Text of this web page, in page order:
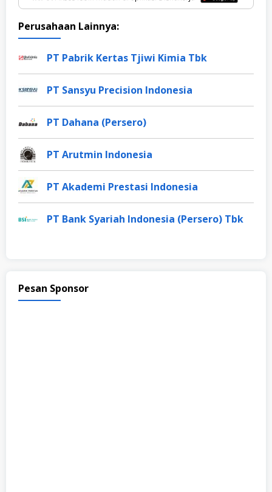
Perusahaan Lainnya:
PT Pabrik Kertas Tjiwi Kimia Tbk
PT Sansyu Precision Indonesia
PT Dahana (Persero)
PT Arutmin Indonesia
PT Akademi Prestasi Indonesia
PT Bank Syariah Indonesia (Persero) Tbk
Pesan Sponsor